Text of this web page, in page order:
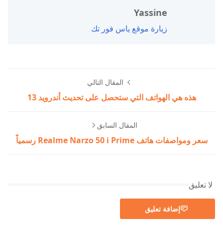
Yassine
زيارة موقع ياس فور تك
المقال التالي
هذه هي الهواتف التي ستحصل على تحديث أندرويد 13
المقال السابق
سعر ومواصفات هاتف Realme Narzo 50 i Prime رسمياً
لا تعليق
إضافة تعليق